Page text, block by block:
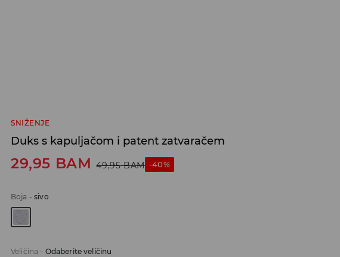
SNIŽENJE
Duks s kapuljačom i patent zatvaračem
29,95 BAM 49,95 BAM -40%
Boja -sivo
Veličina - Odaberite veličinu